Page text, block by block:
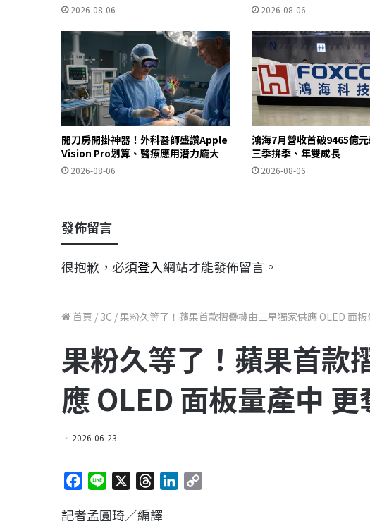
2026-08-06 2026-08-06
開刀房開掛神器！外科醫師盛讚Apple
Vision Pro划算、醫療應用潛力龐大
2026-08-06
鴻海7月營收首破9465億
三季拚季、年雙成長
2026-08-06
發佈留言
很抱歉，必須登入網站才能發佈留言。